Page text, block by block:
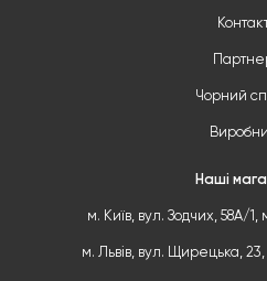
Чорний
Наші
м. Київ, вул. Зодчих, 58А/
м. Львів, вул. Щирецька,